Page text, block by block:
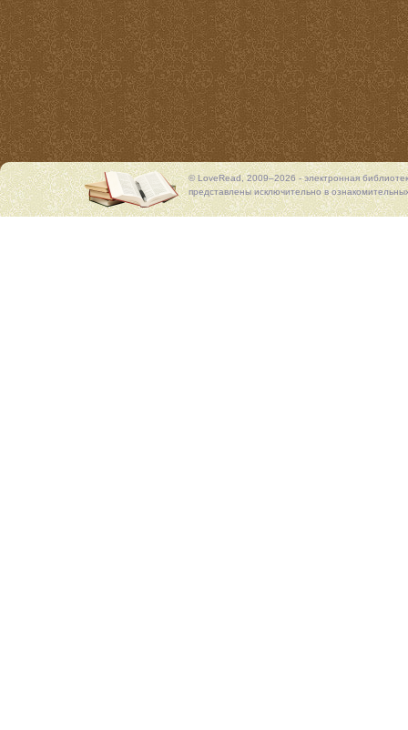
© LoveRead, 2009–2026 - электронная
представлены исключительно в